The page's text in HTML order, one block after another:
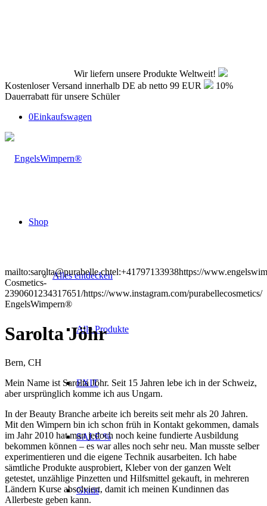
Wir liefern unsere Produkte Weltweit!
Kostenloser Versand innerhalb DE ab netto 99 EUR
10%
Dauerrabatt für unsere Schüler
0Einkaufswagen
Shop
Alles entdecken
Alle Produkte
EXIT
SALE %
Gratis
mailto:sarolta@purabelle.chtel:+41797133938https://
Cosmetics-
2390601234317651/https://www.instagram.com/purabellecosmetics/
EngelsWimpern®
Sarolta Jöhr
Bern, CH
Mein Name ist Sarolta Jöhr. Seit 15 Jahren lebe ich in der Schweiz,
aber ursprünglich komme ich aus Ungarn.
In der Beauty Branche arbeite ich bereits seit mehr als 20 Jahren.
Mit den Wimpern bin ich schon früh in Kontakt gekommen, damals
im Jahr 2010 hat man jedoch noch keine fundierte Ausbildung
bekommen können – es war alles noch sehr neu. Man musste selber
experimentieren und die eigene Technik ausarbeiten. Ich habe
sämtliche Produkte ausprobiert, Kleber von der ganzen Welt
getestet, unzählige Pinzetten und Hilfsmittel gekauft, in mehreren
Ländern Kurse absolviert, damit ich meinen Kundinnen das
Allerbeste geben kann.